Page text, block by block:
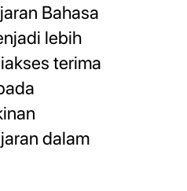
Bahasa
lebih
terima
dalam